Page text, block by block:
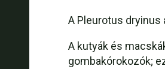
A Pleurotus dryinus
A kutyák és
gombakórokozók;